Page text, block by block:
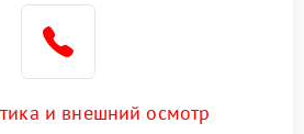
и внешний осмотр